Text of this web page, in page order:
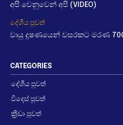
අපි වෙනුවෙන් අපි (VIDEO)
දේශීය පුවත්
වායු දූෂණයෙන් වසරකට මරණ
CATEGORIES
දේශීය පුවත්
විදෙස් පුවත්
ක්‍රීඩා පුවත්